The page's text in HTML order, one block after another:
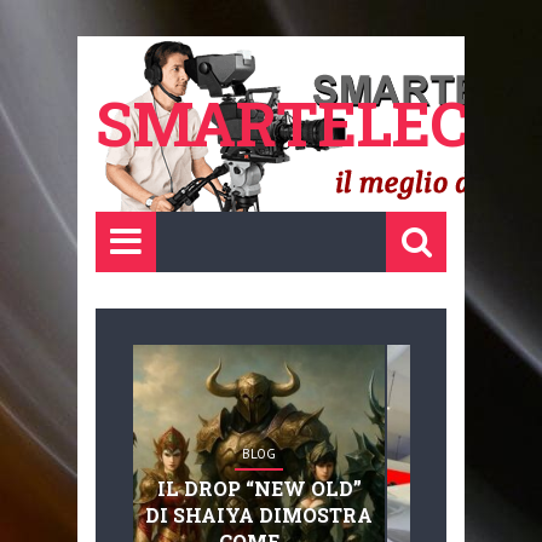
BLOG
IL DROP “NEW OLD”
DI SHAIYA DIMOSTRA